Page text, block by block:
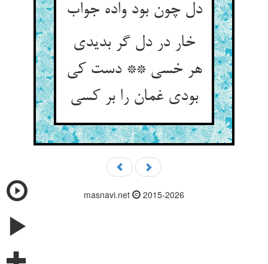
دل چون بود واده جواب‌‌
خار در دل گر بدیدی
هر خسی ** دست کی
masnavi.net 2015-2026